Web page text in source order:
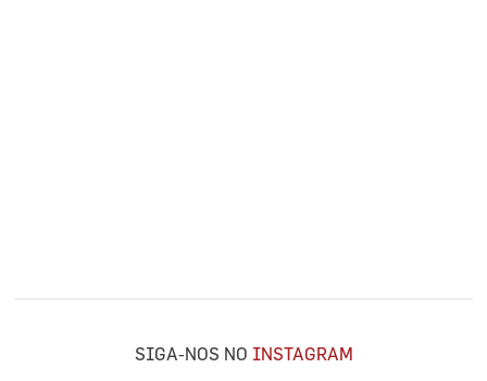
SIGA-NOS NO INSTAGRAM